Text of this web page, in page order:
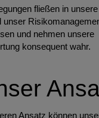
fließen in unsere
unser
und nehmen unsere
konsequent wahr.
Ansatz können